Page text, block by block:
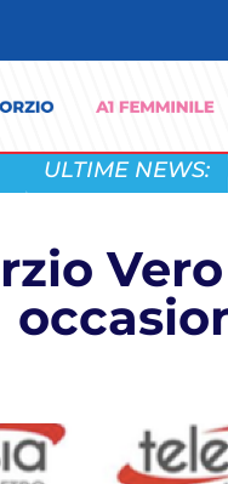
ULTIME NEWS: